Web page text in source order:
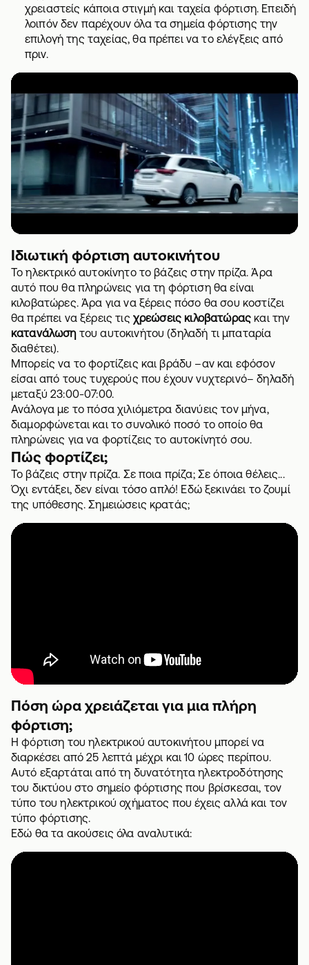
χρειαστείς κάποια στιγμή και ταχεία φόρτιση. Επειδή
λοιπόν δεν παρέχουν όλα τα σημεία φόρτισης την
επιλογή της ταχείας, θα πρέπει να το ελέγξεις από
πριν.
Ιδιωτική φόρτιση αυτοκινήτου
Το ηλεκτρικό αυτοκίνητο το βάζεις στην πρίζα. Άρα
αυτό που θα πληρώνεις για τη φόρτιση θα είναι
κιλοβατώρες. Άρα για να ξέρεις πόσο θα σου κοστίζει
θα πρέπει να ξέρεις τις χρεώσεις κιλοβατώρας και την
κατανάλωσητου αυτοκινήτου (δηλαδή τι μπαταρία
διαθέτει).
Μπορείς να το φορτίζεις και βράδυ –αν και εφόσον
είσαι από τους τυχερούς που έχουν νυχτερινό– δηλαδή
μεταξύ 23:00-07:00.
Ανάλογα με το πόσα χιλιόμετρα διανύεις τον μήνα,
διαμορφώνεται και το συνολικό ποσό το οποίο θα
πληρώνεις για να φορτίζεις το αυτοκίνητό σου.
Πώς φορτίζει;
Το βάζεις στην πρίζα. Σε ποια πρίζα; Σε όποια θέλεις...
Όχι εντάξει, δεν είναι τόσο απλό! Εδώ ξεκινάει το ζουμί
της υπόθεσης. Σημειώσεις κρατάς;
Πόση ώρα χρειάζεται για μια πλήρη
φόρτιση;
Η φόρτιση του ηλεκτρικού αυτοκινήτου μπορεί να
διαρκέσει από 25 λεπτά μέχρι και 10 ώρες περίπου.
Αυτό εξαρτάται από τη δυνατότητα ηλεκτροδότησης
του δικτύου στο σημείο φόρτισης που βρίσκεσαι, τον
τύπο του ηλεκτρικού οχήματος που έχεις αλλά και τον
τύπο φόρτισης.
Εδώ θα τα ακούσεις όλα αναλυτικά: